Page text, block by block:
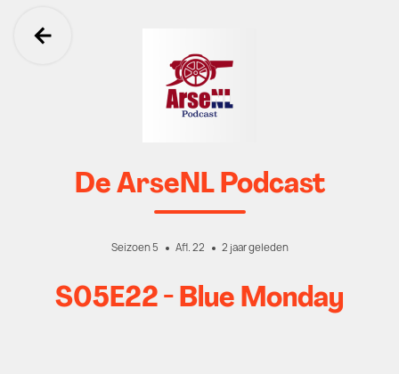
Ga terug
De ArseNL Podcast
Seizoen 5 Afl. 22 2 jaar geleden
S05E22 - Blue Monday